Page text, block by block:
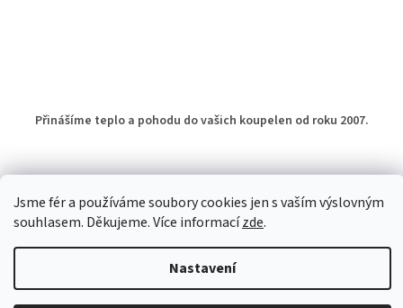
Jsme fér a používáme soubory cookies jen s vaším výslovným
souhlasem. Děkujeme. Více informacízde.
Nastavení
Přinášíme teplo a pohodu do vašich koupelen od roku 2007.
Copyright 2026Otopné žebříky do koupelny. Všechna práva